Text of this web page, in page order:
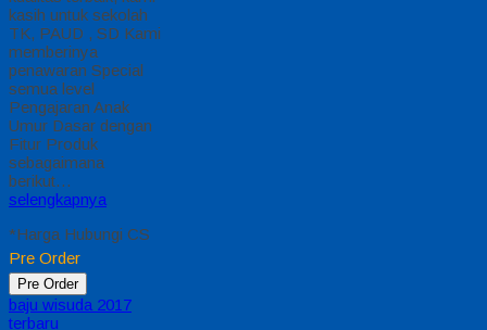
Jual Toga Wisuda
Anak Pangkal Pinang
Hubungi 0812-2282-
1060 Jual Toga
Wisuda Anak Pangkal
Pinang Bangka
Belitung – Temukan
Paket Promosi toga
wisuda anak komplet
pada harga paling
murah dan memiliki
kualitas terbaik, kami
kasih untuk sekolah
TK, PAUD , SD Kami
memberinya
penawaran Special
semua level